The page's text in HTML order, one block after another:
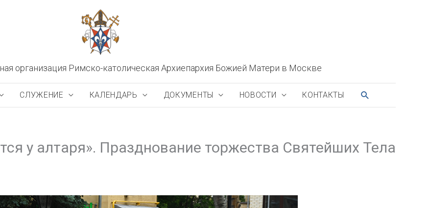
организация Римско-католическая Архиепархия Божией Матери в Москве
СЛУЖЕНИЕ КАЛЕНДАРЬ ДОКУМЕНТЫ НОВОСТИ КОНТАКТЫ ПОИСК
у алтаря». Празднование торжества Святейших Тела